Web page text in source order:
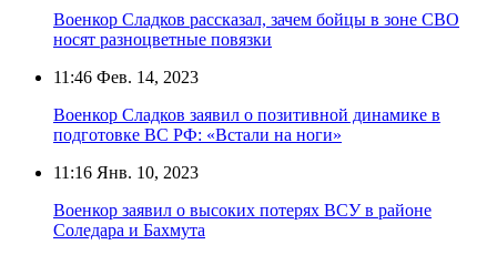
Военкор Сладков рассказал, зачем бойцы в зоне СВО
носят разноцветные повязки
11:46 Фев. 14, 2023
Военкор Сладков заявил о позитивной динамике в
подготовке ВС РФ: «Встали на ноги»
11:16 Янв. 10, 2023
Военкор заявил о высоких потерях ВСУ в районе
Соледара и Бахмута